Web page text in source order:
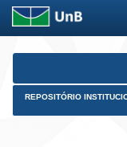
Skip
REPOSITÓRIO